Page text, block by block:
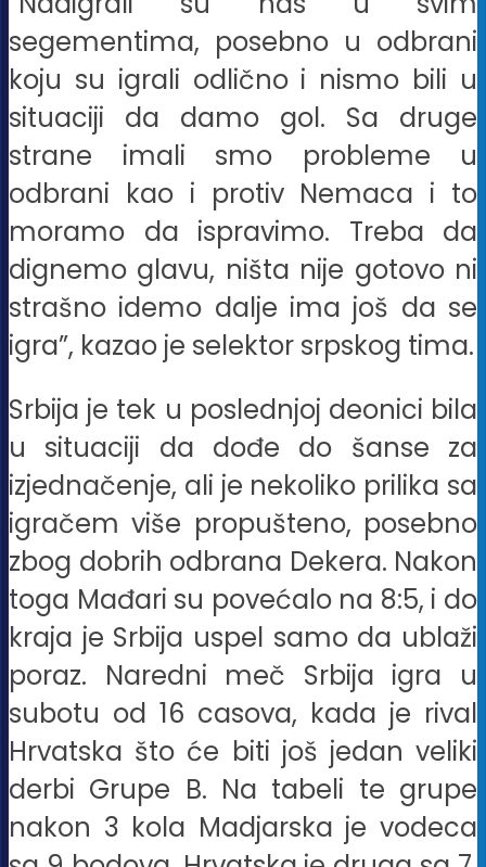
segementima, posebno u odbrani
koju su igrali odlično i nismo bili u
situaciji da damo gol. Sa druge
strane imali smo probleme u
odbrani kao i protiv Nemaca i to
moramo da ispravimo. Treba da
dignemo glavu, ništa nije gotovo ni
strašno idemo dalje ima još da se
igra”, kazao je selektor srpskog tima.
Srbija je tek u poslednjoj deonici bila
u situaciji da dođe do šanse za
izjednačenje, ali je nekoliko prilika sa
igračem više propušteno, posebno
zbog dobrih odbrana Dekera. Nakon
toga Mađari su povećalo na 8:5, i do
kraja je Srbija uspel samo da ublaži
poraz. Naredni meč Srbija igra u
subotu od 16 casova, kada je rival
Hrvatska što će biti još jedan veliki
derbi Grupe B. Na tabeli te grupe
nakon 3 kola Madjarska je vodeca